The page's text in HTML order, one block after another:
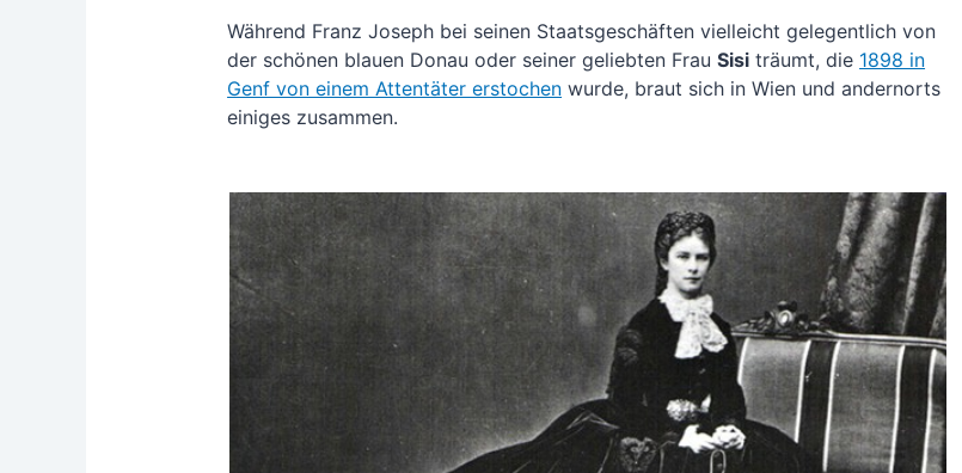
Wäh­rend Franz Joseph bei sei­nen Staats­ge­schäf­ten viel­leicht gele­gent­lich von
der schö­nen blau­en Donau oder sei­ner gelieb­ten FrauSisi träumt, die 1898 in
Genf von einem Atten­tä­ter ersto­chen wur­de, braut sich in Wien und andern­orts
eini­ges zusammen.